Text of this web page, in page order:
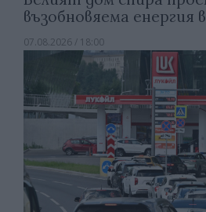
възобновяема енергия
07.08.2026 / 18:00